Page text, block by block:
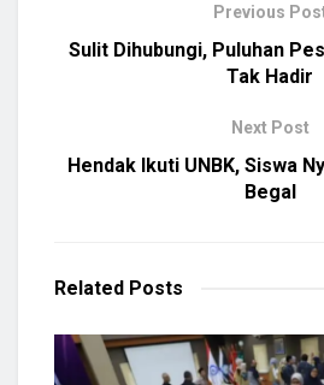
Previous
Sulit Dihubungi, Puluhan
Tak Hadir
Next Post
Hendak Ikuti UNBK, Siswa
Begal
Related Posts